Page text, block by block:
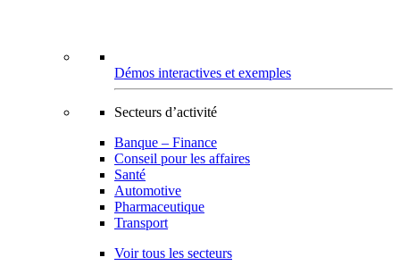
Démos interactives et exemples
Secteurs d’activité
Banque – Finance
Conseil pour les affaires
Santé
Automotive
Pharmaceutique
Transport
Voir tous les secteurs